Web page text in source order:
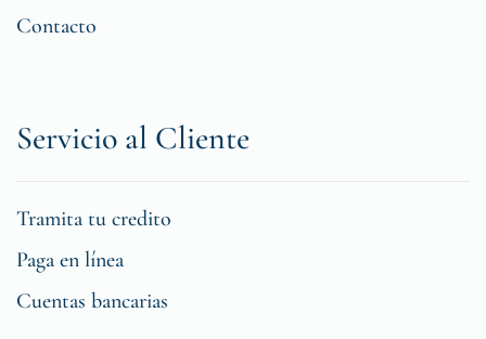
Contacto
Servicio al Cliente
Tramita tu credito
Paga en línea
Cuentas bancarias